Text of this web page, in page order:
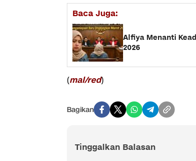
Baca Juga:
Alfiya Menanti
2026
(mal/red)
Bagikan
Tinggalkan Balasan